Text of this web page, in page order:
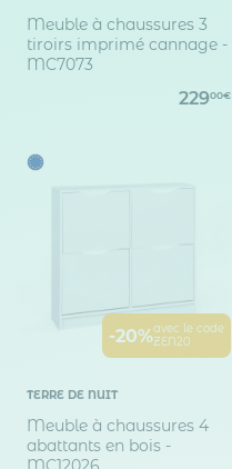
Meuble à chaussures 3
tiroirs imprimé cannage -
MC7073
22900€
-20%avec le code
ZEN20
TERRE DE NUIT
Meuble à chaussures 4
abattants en bois -